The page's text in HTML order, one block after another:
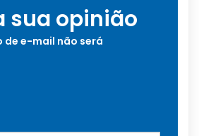
sua opinião
de e-mail não será